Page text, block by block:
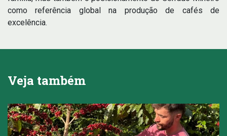
como referência global na produção de cafés de
excelência.
Veja também